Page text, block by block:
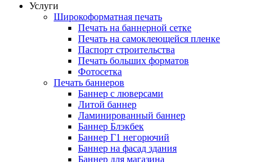
Услуги
Широкоформатная печать
Печать на баннерной сетке
Печать на самоклеющейся пленке
Паспорт строительства
Печать больших форматов
Фотосетка
Печать баннеров
Баннер с люверсами
Литой баннер
Ламинированный баннер
Баннер Блэкбек
Баннер Г1 негорючий
Баннер на фасад здания
Баннер для магазина